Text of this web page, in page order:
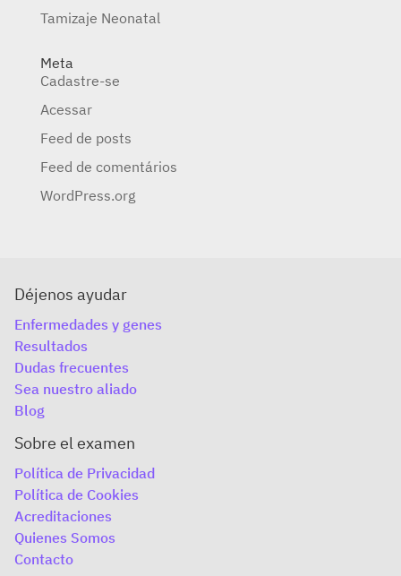
Tamizaje Neonatal
Meta
Cadastre-se
Acessar
Feed de posts
Feed de comentários
WordPress.org
Déjenos ayudar
Enfermedades y genes
Resultados
Dudas frecuentes
Sea nuestro aliado
Blog
Sobre el examen
Política de Privacidad
Política de Cookies
Acreditaciones
Quienes Somos
Contacto